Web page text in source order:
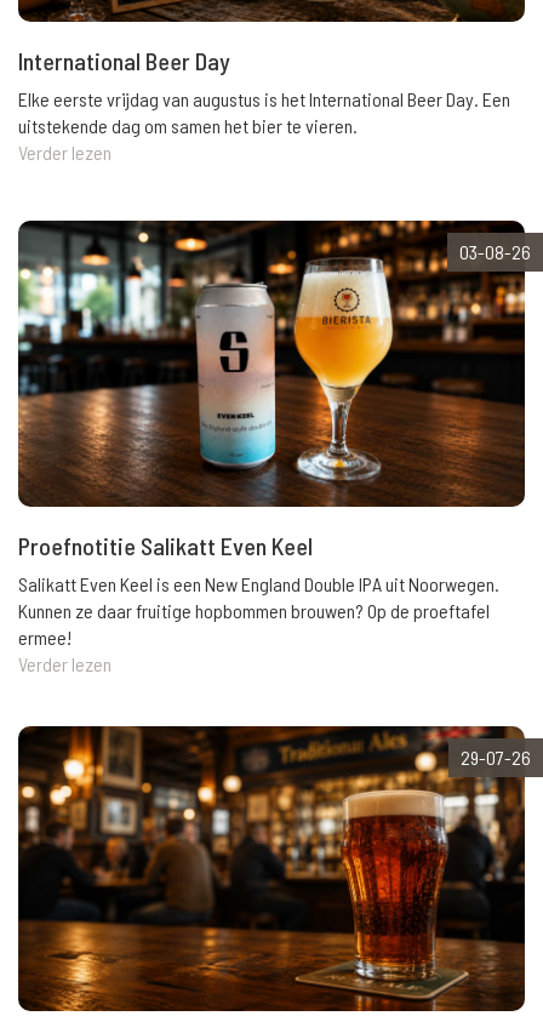
International Beer Day
Elke eerste vrijdag van augustus is het International Beer Day. Een
uitstekende dag om samen het bier te vieren.
Verder lezen
03-08-26
Proefnotitie Salikatt Even Keel
Salikatt Even Keel is een New England Double IPA uit Noorwegen.
Kunnen ze daar fruitige hopbommen brouwen? Op de proeftafel
ermee!
Verder lezen
29-07-26